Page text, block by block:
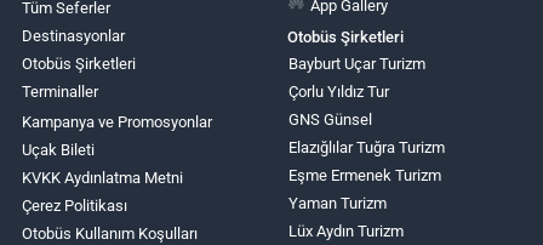
Tüm Seferler
Destinasyonlar
Otobüs Şirketleri
Terminaller
Kampanya ve Promosyonlar
Uçak Bileti
KVKK Aydınlatma Metni
Çerez Politikası
Otobüs Kullanım Koşulları
App Gallery
Otobüs Şirketleri
Bayburt Uçar Turizm
Çorlu Yıldız Tur
GNS Günsel
Elazığlılar Tuğra Turizm
Eşme Ermenek Turizm
Yaman Turizm
Lüx Aydın Turizm